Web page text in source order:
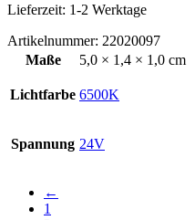
Lieferzeit: 1-2 Werktage
Artikelnummer: 22020097
Maße
5,0 × 1,4 × 1,0 cm
Lichtfarbe 6500K
Spannung 24V
←
1